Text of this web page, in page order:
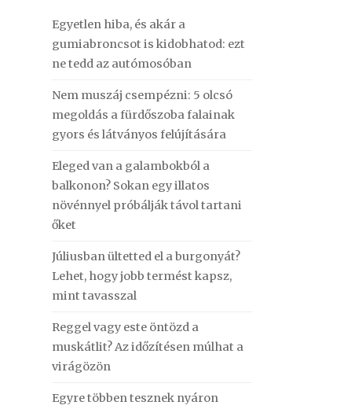
Egyetlen hiba, és akár a
gumiabroncsot is kidobhatod: ezt
ne tedd az autómosóban
Nem muszáj csempézni: 5 olcsó
megoldás a fürdőszoba falainak
gyors és látványos felújítására
Eleged van a galambokból a
balkonon? Sokan egy illatos
növénnyel próbálják távol tartani
őket
Júliusban ültetted el a burgonyát?
Lehet, hogy jobb termést kapsz,
mint tavasszal
Reggel vagy este öntözd a
muskátlit? Az időzítésen múlhat a
virágözön
Egyre többen tesznek nyáron